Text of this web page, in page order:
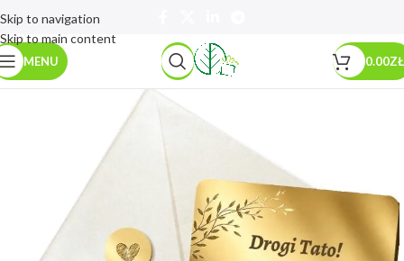
Skip to navigation
Skip to main content
MENU 0.00ZŁ